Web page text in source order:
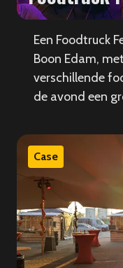
Een Foodtruck
Boon Edam,
verschillende
de avond een
Case